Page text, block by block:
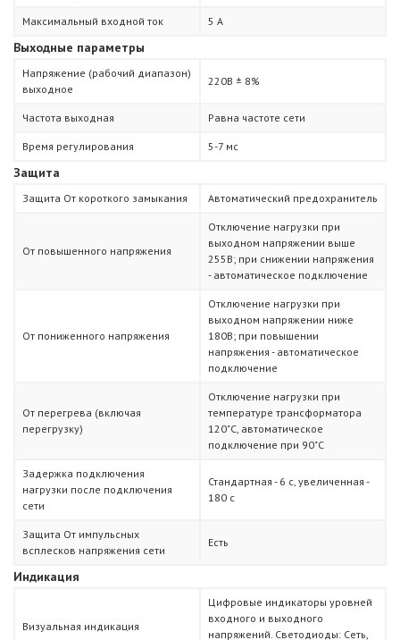
Максимальный входной ток 5 А
Выходные параметры
Напряжение (рабочий диапазон)
выходное
220В ± 8%
Частота выходная Равна частоте сети
Время регулирования 5-7 мс
Защита
Защита От короткого замыкания Автоматический предохранитель
От повышенного напряжения
Отключение нагрузки при
выходном напряжении выше
255В; при снижении напряжения
- автоматическое подключение
От пониженного напряжения
Отключение нагрузки при
выходном напряжении ниже
180В; при повышении
напряжения - автоматическое
подключение
От перегрева (включая
перегрузку)
Отключение нагрузки при
температуре трансформатора
120˚С, автоматическое
подключение при 90˚С
Задержка подключения
нагрузки после подключения
сети
Стандартная - 6 с, увеличенная -
180 с
Защита От импульсных
всплесков напряжения сети
Есть
Индикация
Визуальная индикация
Цифровые индикаторы уровней
входного и выходного
напряжений. Светодиоды: Сеть,